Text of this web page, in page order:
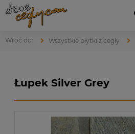
Wszystkie płytki z cegły
Łupek Silver Grey